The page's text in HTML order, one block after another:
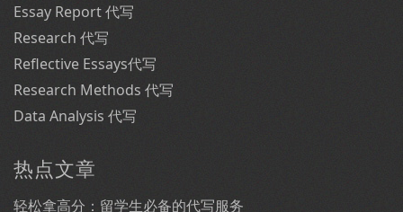
Essay Report 代写
Research 代写
Reflective Essays代写
Research Methods 代写
Data Analysis 代写
热点文章
轻松拿高分：留学生必备的代写服务